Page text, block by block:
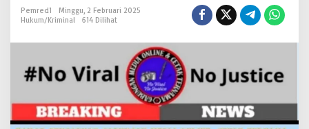
s
t
o
A
d
a
a
Pemred1
Minggu, 2 Februari 2025
Hukum/Kriminal
614 Dilihat